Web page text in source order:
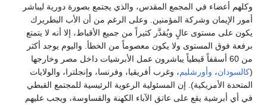
وكلهم أعضاء في المجمع المقدس، والذي يجتمع بصورة دورية ليباشر
أمور الإيمان وشركة المؤمنين. وعلى الرغم من أن الأب البطريرك
يكون على مستوى عالٍ ويُقدَّر كثيراً من جميع الأقباط، إلا أنه لا يتمتع
برفعة فوق المستوى ولا يكون معصوماً من الخطأ. واليوم يوجد أكثر
من 60 أسقفاً قبطياً يباشرون عمل الأبرشيات داخل مصر وخارجها
(كالسودان، وأورشليم، وغرب أفريقيا، وفرنسا، وإنجلترا، والولايات
المتحدة الأمريكية). إن المسئولية الرعوية الرئيسية للمجتمع القبطي
في أي أبرشية يقع على عاتق الآباء الكهنة والقساوسة، ويجب عليهم